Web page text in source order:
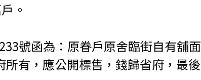
。
號函為：原眷戶原舍臨街自有舖
有，應公開標售，錢歸省府，最